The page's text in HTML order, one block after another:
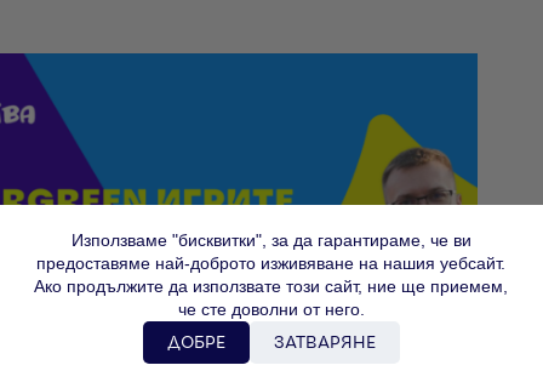
Използваме "бисквитки", за да гарантираме, че ви
предоставяме най-доброто изживяване на нашия уебсайт.
Ако продължите да използвате този сайт, ние ще приемем,
че сте доволни от него.
ДОБРЕ ЗАТВАРЯНЕ